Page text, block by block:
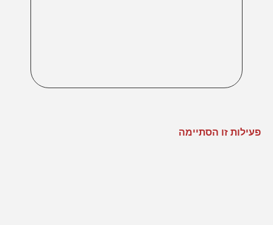
פעילות זו הסתיימה